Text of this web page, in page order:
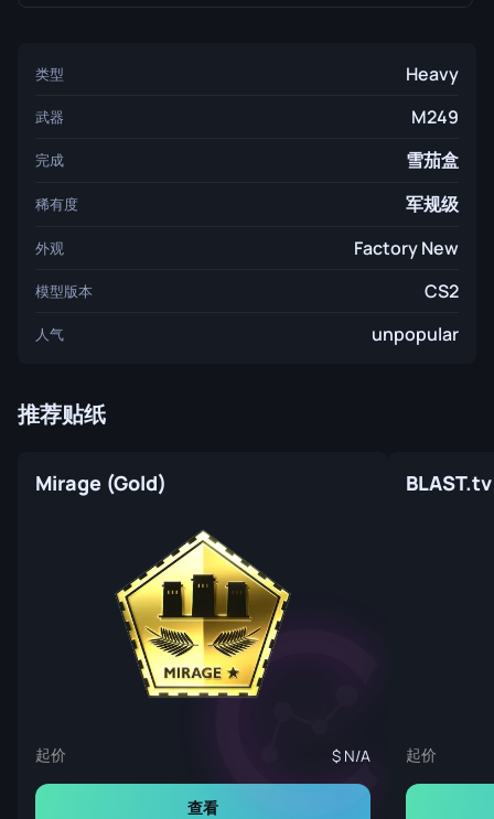
类型 Heavy
武器 M249
完成 雪茄盒
稀有度 军规级
外观 Factory New
模型版本 CS2
人气 unpopular
推荐贴纸
Mirage (Gold)
起价 N/A
查看
起价